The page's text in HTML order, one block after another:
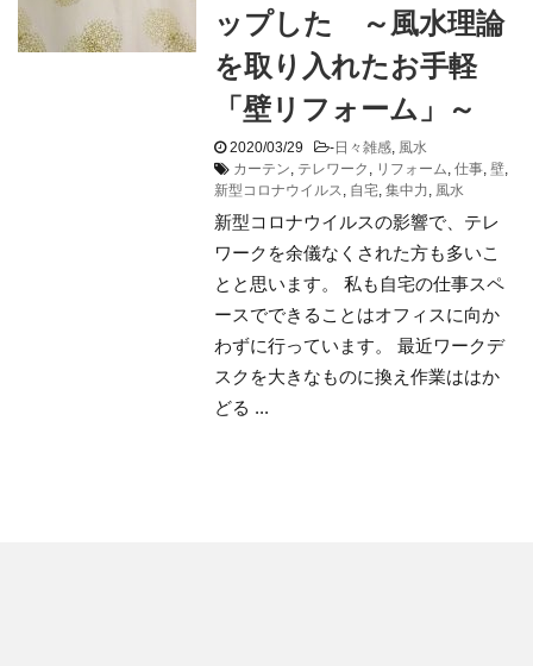
ップした ～風水理論
を取り入れたお手軽
「壁リフォーム」～
2020/03/29 -日々雑感, 風水
カーテン, テレワーク , リフォーム, 仕事, 壁,
新型コロナウイルス, 自宅, 集中力, 風水
新型コロナウイルスの影響で、テレ
ワークを余儀なくされた方も多いこ
とと思います。 私も自宅の仕事スペ
ースでできることはオフィスに向か
わずに行っています。 最近ワークデ
スクを大きなものに換え作業ははか
どる ...